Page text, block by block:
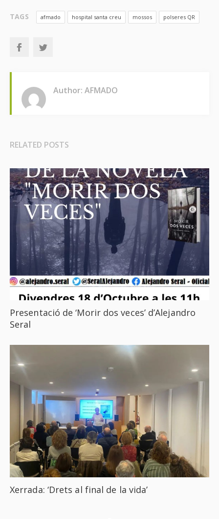
TAGS afmado hospital santa creu mossos polseres QR
Author: AFMADO
RELATED POSTS
Presentació de ‘Morir dos veces’ d’Alejandro
Seral
Xerrada: ‘Drets al final de la vida’